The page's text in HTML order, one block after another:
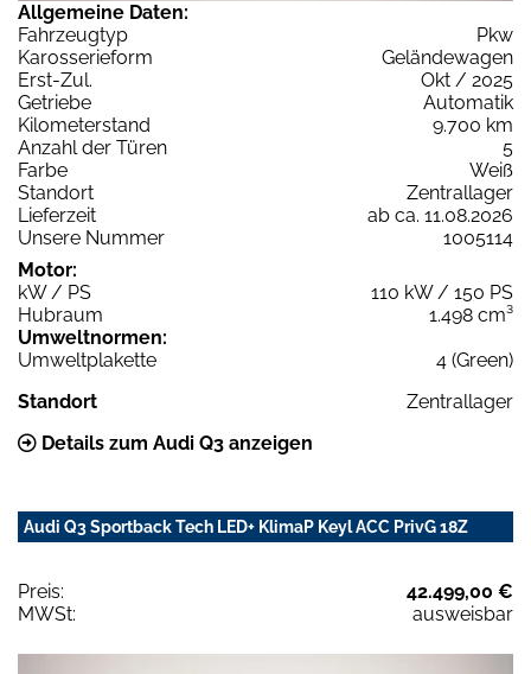
Allgemeine Daten:
Fahrzeugtyp
Pkw
Karosserieform
Geländewagen
Erst-Zul.
Okt / 2025
Getriebe
Automatik
Kilometerstand
9.700 km
Anzahl der Türen
5
Farbe
Weiß
Standort
Zentrallager
Lieferzeit
ab ca. 11.08.2026
Unsere Nummer
1005114
Motor:
kW / PS
110 kW / 150 PS
Hubraum
1.498 cm³
Umweltnormen:
Umweltplakette
4 (Green)
Standort
Zentrallager
Details zum Audi Q3 anzeigen
Audi Q3 Sportback Tech LED+ KlimaP Keyl ACC PrivG 18Z
Preis:
42.499,00 €
MWSt:
ausweisbar